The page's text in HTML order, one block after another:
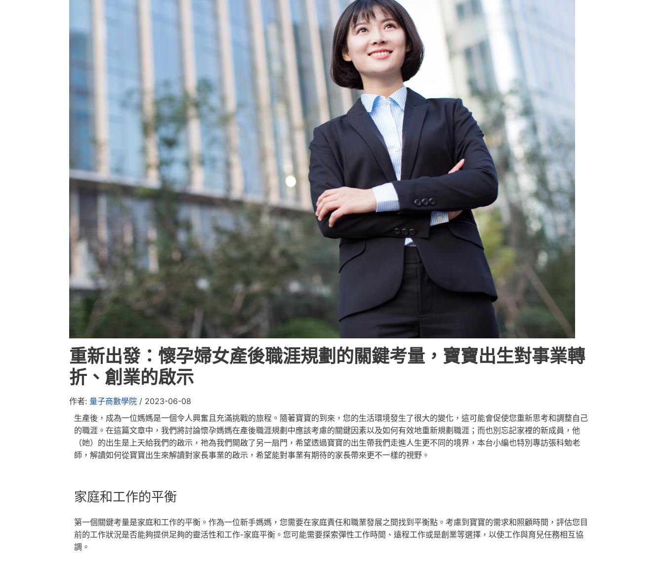
重新出發：懷孕婦女產後職涯規劃的關鍵考量，寶寶出生對事業轉
折、創業的啟示
作者: 量子商數學院 / 2023-06-08
生產後，成為一位媽媽是一個令人興奮且充滿挑戰的旅程。隨著寶寶的到來，您的生活環境發生了很大的變化，這可能會促使您重新思考和調整自己
的職涯。在這篇文章中，我們將討論懷孕媽媽在產後職涯規劃中應該考慮的關鍵因素以及如何有效地重新規劃職涯；而也別忘記家裡的新成員，他
（她）的出生是上天給我們的啟示，祂為我們開啟了另一扇門，希望透過寶寶的出生帶我們走進人生更不同的境界，本台小編也特別專訪張科勉老
師，解讀如何從寶寶出生來解讀對家長事業的啟示，希望能對事業有期待的家長帶來更不一樣的視野。
家庭和工作的平衡
第一個關鍵考量是家庭和工作的平衡。作為一位新手媽媽，您需要在家庭責任和職業發展之間找到平衡點。考慮到寶寶的需求和照顧時間，評估您目
前的工作狀況是否能夠提供足夠的靈活性和工作-家庭平衡。您可能需要探索彈性工作時間、遠程工作或是創業等選擇，以使工作與育兒任務相互協
調。